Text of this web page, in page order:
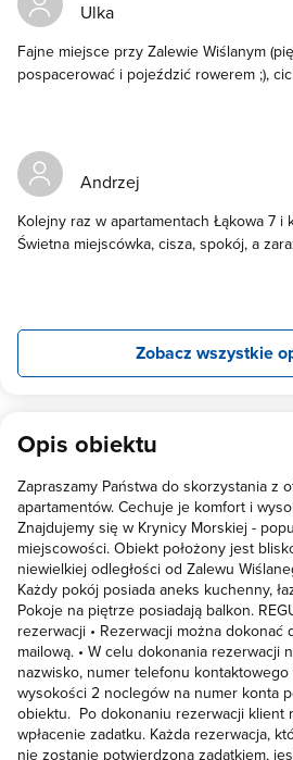
Ulka
Fajne miejsce przy Zalewie Wiślanym
pospacerować i pojeździć rowerem ;),
dobrze wyposażone. pani Kasia dba o
Andrzej
Kolejny raz w apartamentach Łąkowa 7 i
Świetna miejscówka, cisza, spokój, a
POLECAM.
Zobacz wszystkie
Opis obiektu
Zapraszamy Państwa do skorzystania z
apartamentów. Cechuje je komfort i
Znajdujemy się w Krynicy Morskiej -
miejscowości. Obiekt położony jest
niewielkiej odległości od Zalewu
Każdy pokój posiada aneks kuchenny,
Pokoje na piętrze posiadają balkon.
rezerwacji • Rezerwacji można
mailową. • W celu dokonania rezerwacji
nazwisko, numer telefonu kontaktowego
wysokości 2 noclegów na numer konta
obiektu. Po dokonaniu rezerwacji klient
wpłacenie zadatku. Każda rezerwacja,
nie zostanie potwierdzona zadatkiem,